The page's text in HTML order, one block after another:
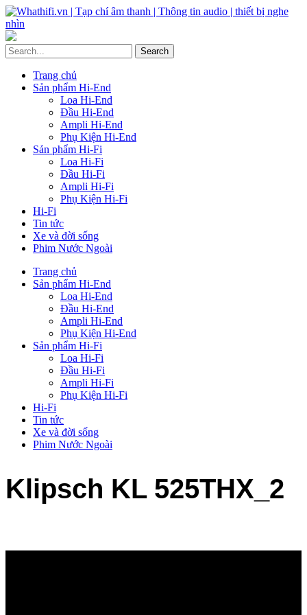
Trang chủ
Sản phẩm Hi-End
Loa Hi-End
Đầu Hi-End
Ampli Hi-End
Phụ Kiện Hi-End
Sản phẩm Hi-Fi
Loa Hi-Fi
Đầu Hi-Fi
Ampli Hi-Fi
Phụ Kiện Hi-Fi
Hi-Fi
Tin tức
Xe và đời sống
Phim Nước Ngoài
Trang chủ
Sản phẩm Hi-End
Loa Hi-End
Đầu Hi-End
Ampli Hi-End
Phụ Kiện Hi-End
Sản phẩm Hi-Fi
Loa Hi-Fi
Đầu Hi-Fi
Ampli Hi-Fi
Phụ Kiện Hi-Fi
Hi-Fi
Tin tức
Xe và đời sống
Phim Nước Ngoài
Klipsch KL 525THX_2